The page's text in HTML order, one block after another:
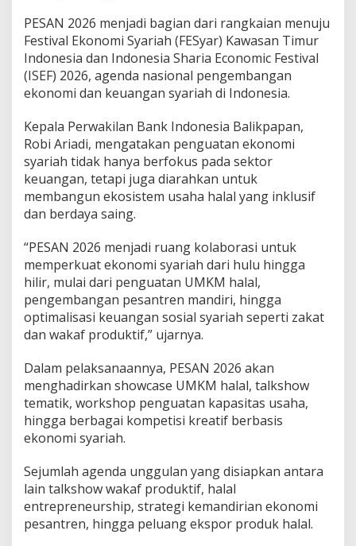
PESAN 2026 menjadi bagian dari rangkaian menuju
Festival Ekonomi Syariah (FESyar) Kawasan Timur
Indonesia dan Indonesia Sharia Economic Festival
(ISEF) 2026, agenda nasional pengembangan
ekonomi dan keuangan syariah di Indonesia.
Kepala Perwakilan Bank Indonesia Balikpapan,
Robi Ariadi, mengatakan penguatan ekonomi
syariah tidak hanya berfokus pada sektor
keuangan, tetapi juga diarahkan untuk
membangun ekosistem usaha halal yang inklusif
dan berdaya saing.
“PESAN 2026 menjadi ruang kolaborasi untuk
memperkuat ekonomi syariah dari hulu hingga
hilir, mulai dari penguatan UMKM halal,
pengembangan pesantren mandiri, hingga
optimalisasi keuangan sosial syariah seperti zakat
dan wakaf produktif,” ujarnya.
Dalam pelaksanaannya, PESAN 2026 akan
menghadirkan showcase UMKM halal, talkshow
tematik, workshop penguatan kapasitas usaha,
hingga berbagai kompetisi kreatif berbasis
ekonomi syariah.
Sejumlah agenda unggulan yang disiapkan antara
lain talkshow wakaf produktif, halal
entrepreneurship, strategi kemandirian ekonomi
pesantren, hingga peluang ekspor produk halal.